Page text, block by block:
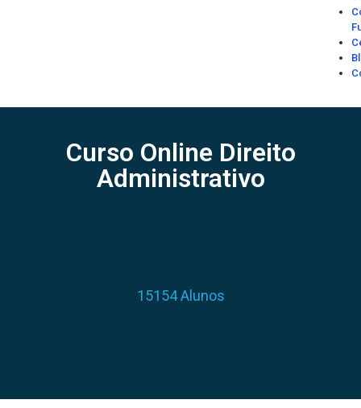
Curso Online Direito
Administrativo
15154 Alunos